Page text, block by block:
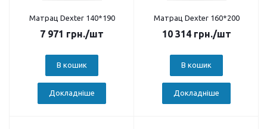
Матрац Dexter 140*190
7 971 грн./шт
В кошик
Докладніше
Матрац Dexter 160*200
10 314грн./шт
В кошик
Докладніше